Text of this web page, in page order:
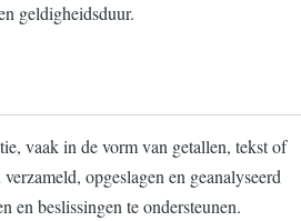
geldigheidsduur.
vaak in de vorm van getallen, tekst of
opgeslagen en geanalyseerd
en beslissingen te ondersteunen.